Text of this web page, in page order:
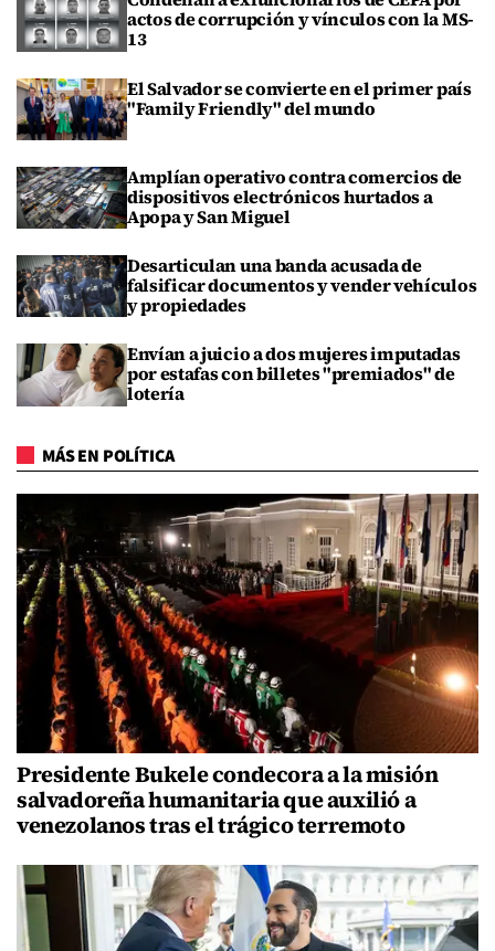
actos de corrupción y vínculos con la MS-
13
El Salvador se convierte en el primer país
"Family Friendly" del mundo
Amplían operativo contra comercios de
dispositivos electrónicos hurtados a
Apopa y San Miguel
Desarticulan una banda acusada de
falsificar documentos y vender vehículos
y propiedades
Envían a juicio a dos mujeres imputadas
por estafas con billetes "premiados" de
lotería
MÁS EN POLÍTICA
Presidente Bukele condecora a la misión
salvadoreña humanitaria que auxilió a
venezolanos tras el trágico terremoto